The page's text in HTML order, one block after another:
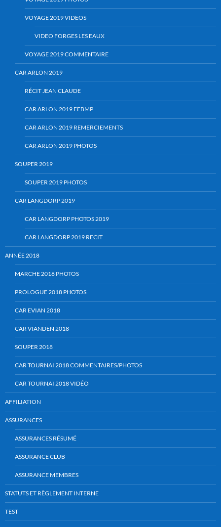
VOYAGE 2019 VIDEOS
VIDEO FORGES LES EAUX
VOYAGE 2019 COMMENTAIRE
CAR ARLON 2019
RÉCIT JEAN CLAUDE
CAR ARLON 2019 FFBMP
CAR ARLON 2019 REMERCIEMENTS
CAR ARLON 2019 PHOTOS
SOUPER 2019
SOUPER 2019 PHOTOS
CAR LANGDORP 2019
CAR LANGDORP PHOTOS 2019
CAR LANGDORP 2019 RECIT
ANNÉE 2018
MARCHE 2018 PHOTOS
PROLOGUE 2018 PHOTOS
CAR EVIAN 2018
CAR VIANDEN 2018
SOUPER 2018
CAR TOURNAI 2018 COMMENTAIRES/PHOTOS
CAR TOURNAI 2018 VIDÉO
AFFILIATION
ASSURANCES
ASSURANCES RÉSUMÉ
ASSURANCE CLUB
ASSURANCE MEMBRES
STATUTS ET RÈGLEMENT INTERNE
TEST